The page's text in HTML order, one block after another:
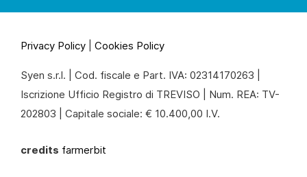
Privacy Policy Cookies Policy
Syen s.r.l. | Cod. fiscale e Part. IVA: 02314170263 |
Iscrizione Ufficio Registro di TREVISO | Num. REA: TV-
202803 | Capitale sociale: € 10.400,00 I.V.
credits farmerbit